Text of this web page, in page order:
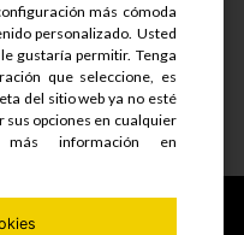
más cómoda
personalizado. Usted
gustaría permitir. Tenga
que seleccione, es
del sitio web ya no esté
sus opciones en cualquier
más información en